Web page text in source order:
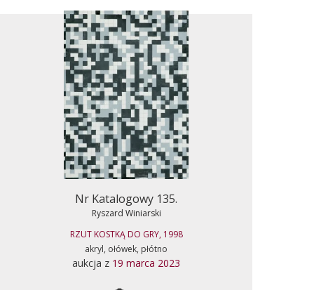
Nr Katalogowy 135.
Ryszard Winiarski
RZUT KOSTKĄ DO GRY, 1998
akryl, ołówek, płótno
aukcja z 19 marca 2023